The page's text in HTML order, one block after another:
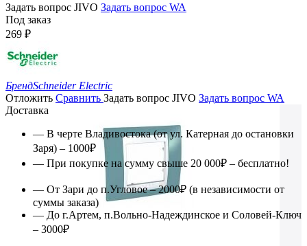
Задать вопрос JIVO Задать вопрос WA
Под заказ
269 ₽
БрендSchneider Electric
Отложить Сравнить Задать вопрос JIVO Задать вопрос WA
Доставка
— В черте Владивостока (от ул. Катерная до остановки
Заря) – 1000₽
— При покупке на сумму свыше 20 000₽ – бесплатно!
— От Зари до п.Угловое – 2000₽ (в независимости от
суммы заказа)
— До г.Артем, п.Вольно-Надеждинское и Соловей-Ключ
– 3000₽